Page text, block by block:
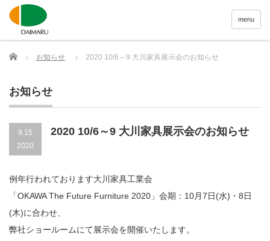
menu
Home お知らせ 2020 10/6～9 大川家具展示会のお知らせ
お知らせ
9.15
2020
2020 10/6～9 大川家具展示会のお知らせ
例年行われております大川家具工業会
「OKAWA The Future Furniture 2020」会期：10月7日(水)・8日
(木)に合わせ、
弊社ショールームにて展示会を開催いたします。